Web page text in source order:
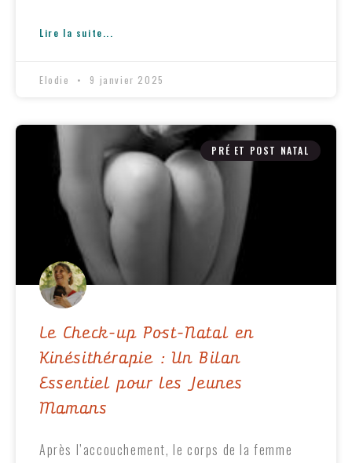
Lire la suite...
Elodie 9 janvier 2025
PRÉ ET POST NATAL
Le Check-up Post-Natal en
Kinésithérapie : Un Bilan
Essentiel pour les Jeunes
Mamans
Après l’accouchement, le corps de la femme